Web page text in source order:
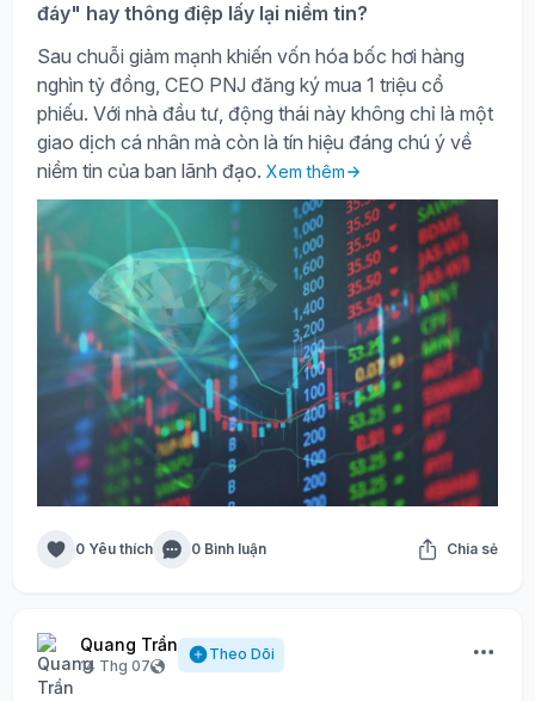
đáy" hay thông điệp lấy lại niềm tin?
Sau chuỗi giảm mạnh khiến vốn hóa bốc hơi hàng
nghìn tỷ đồng, CEO PNJ đăng ký mua 1 triệu cổ
phiếu. Với nhà đầu tư, động thái này không chỉ là một
giao dịch cá nhân mà còn là tín hiệu đáng chú ý về
niềm tin của ban lãnh đạo. Xem thêm
0 Yêu thích 0 Bình luận Chia sẻ
Quang Trần
14 Thg 07
Theo Dõi